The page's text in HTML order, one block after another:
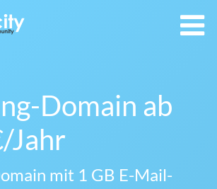
Domain ab
Jahr
mit 1 GB E-Mail-